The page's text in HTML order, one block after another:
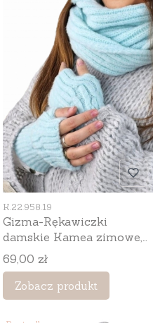
Kod produktu
K.22.958.19
Gizma-Rękawiczki
damskie Kamea zimowe,
bez palców, z wełną, kolor
miętowy
Cena
69,00 zł
Zobacz produkt